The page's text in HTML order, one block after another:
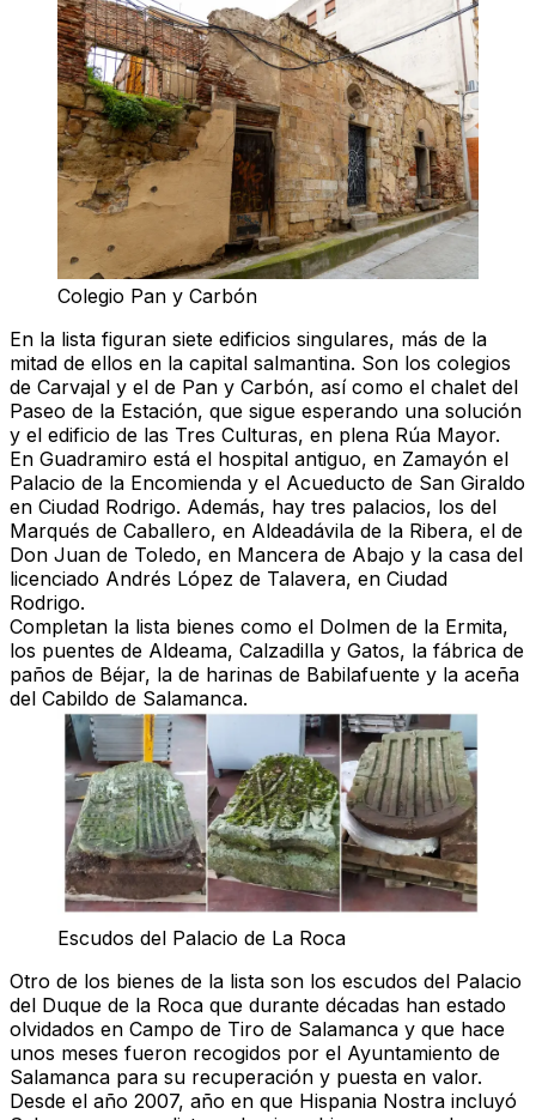
Colegio Pan y Carbón
En la lista figuran siete edificios singulares, más de la
mitad de ellos en la capital salmantina. Son los colegios
de Carvajal y el de Pan y Carbón, así como el chalet del
Paseo de la Estación, que sigue esperando una solución
y el edificio de las Tres Culturas, en plena Rúa Mayor.
En Guadramiro está el hospital antiguo, en Zamayón el
Palacio de la Encomienda y el Acueducto de San Giraldo
en Ciudad Rodrigo. Además, hay tres palacios, los del
Marqués de Caballero, en Aldeadávila de la Ribera, el de
Don Juan de Toledo, en Mancera de Abajo y la casa del
licenciado Andrés López de Talavera, en Ciudad
Rodrigo.
Completan la lista bienes como el Dolmen de la Ermita,
los puentes de Aldeama, Calzadilla y Gatos, la fábrica de
paños de Béjar, la de harinas de Babilafuente y la aceña
del Cabildo de Salamanca.
Escudos del Palacio de La Roca
Otro de los bienes de la lista son los escudos del Palacio
del Duque de la Roca que durante décadas han estado
olvidados en Campo de Tiro de Salamanca y que hace
unos meses fueron recogidos por el Ayuntamiento de
Salamanca para su recuperación y puesta en valor.
Desde el año 2007, año en que Hispania Nostra incluyó